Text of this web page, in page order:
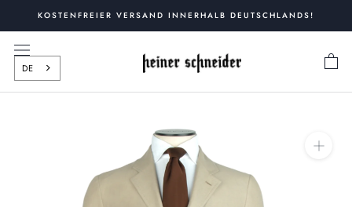
springen
KOSTENFREIER VERSAND INNERHALB DEUTSCHLANDS!
DE